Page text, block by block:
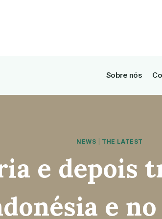
Sobre nós
NEWS THE LATEST
e depois
e